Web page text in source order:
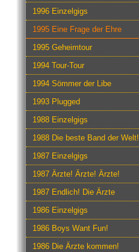
1996 Einzelgigs
1995 Eine Frage der Ehre
1995 Geheimtour
1994 Tour-Tour
1994 Sömmer der Libe
1993 Plugged
1988 Einzelgigs
1988 Die beste Band der Welt!
1987 Einzelgigs
1987 Ärzte! Ärzte! Ärzte!
1987 Endlich! Die Ärzte
1986 Einzelgigs
1986 Boys Want Fun!
1986 Die Ärzte kommen!